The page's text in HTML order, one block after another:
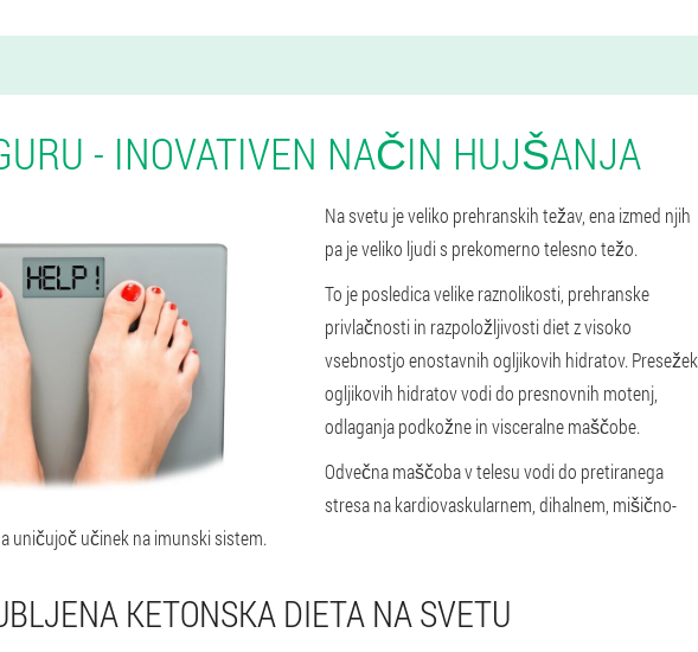
- INOVATIVEN NAČIN HUJŠANJA
Na svetu je veliko prehranskih težav, ena izmed njih
pa je veliko ljudi s prekomerno telesno težo.
To je posledica velike raznolikosti, prehranske
privlačnosti in razpoložljivosti diet z visoko
vsebnostjo enostavnih ogljikovih hidratov. Presežek
ogljikovih hidratov vodi do presnovnih motenj,
odlaganja podkožne in visceralne maščobe.
Odvečna maščoba v telesu vodi do pretiranega
stresa na kardiovaskularnem, dihalnem, mišično-
uničujoč učinek na imunski sistem.
KETONSKA DIETA NA SVETU